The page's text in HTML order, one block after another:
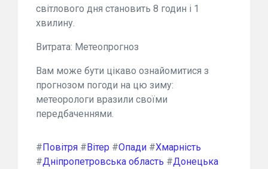
світлового дня становить 8 годин і 1
хвилину.
Витрата: Метеопрогноз
Вам може бути цікаво ознайомитися з
прогнозом погоди на цю зиму:
метеорологи вразили своїми
передбаченнями.
#Повітря #Вітер #Опади #Хмарність
#Дніпропетровська область #Донецька